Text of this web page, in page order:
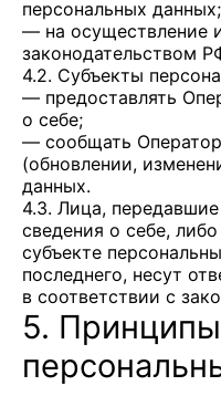
персональных данных;
— на осуществление
законодательством
4.2. Субъекты
— предоставлять
о себе;
— сообщать
(обновлении,
данных.
4.3. Лица,
сведения о себе,
субъекте
последнего, несут
в соответствии с
5.